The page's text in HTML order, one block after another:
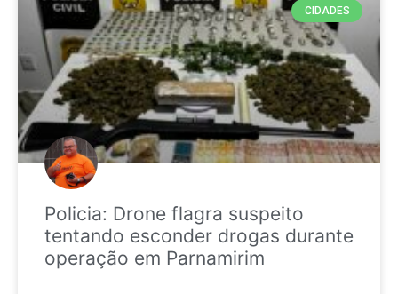
CIDADES
Policia: Drone flagra suspeito
tentando esconder drogas durante
operação em Parnamirim